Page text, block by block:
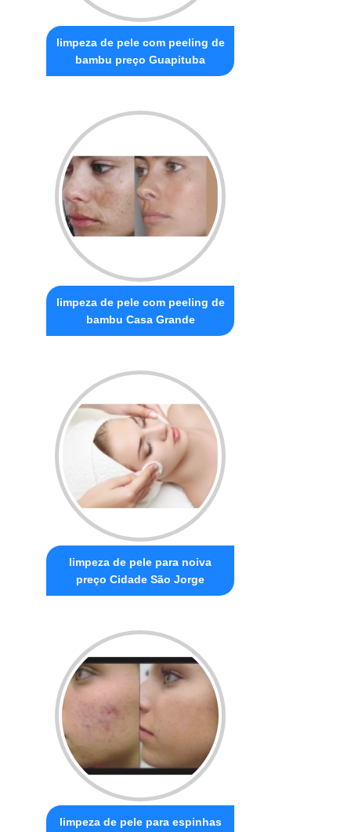
limpeza de pele com peeling de
bambu preço Guapituba
limpeza de pele com peeling de
bambu Casa Grande
limpeza de pele para noiva
preço Cidade São Jorge
limpeza de pele para espinhas